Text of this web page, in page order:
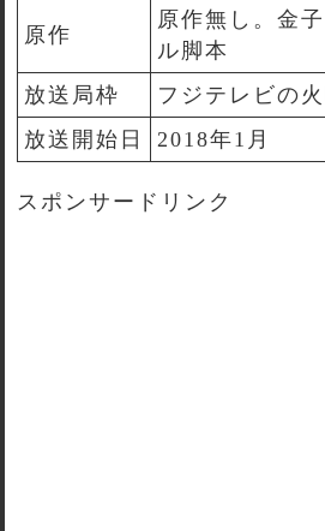
原作
原作無し。金
ル脚本
放送局枠
フジテレビの
放送開始日
2018年1月
スポンサードリンク